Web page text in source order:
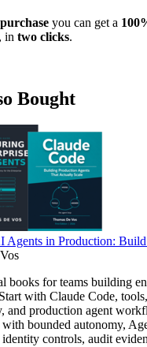
you can get a
in two clicks.
Bought
Agents in Production:
books for teams building
with Claude Code,
and production agent
with bounded autonomy,
identity controls, audit